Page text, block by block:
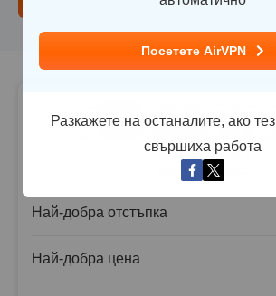
7
Нашата оценка
Най-добра отстъпка
Най-добра цена
Посетете AirVPN
Разкажете на останалите, ако
свършиха работа